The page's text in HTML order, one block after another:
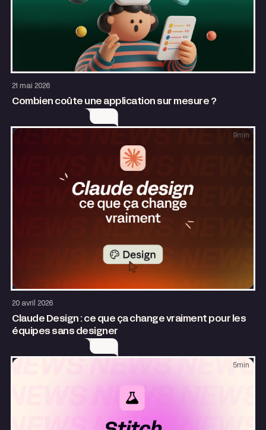
21 mai 2026
Combien coûte une application sur mesure ?
20 avril 2026
Claude Design : ce que ça change vraiment pour les
équipes sans designer
9 min
5 min